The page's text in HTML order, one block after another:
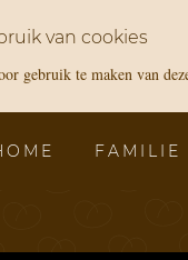
van cookies
gebruik te maken van
FAMILIE